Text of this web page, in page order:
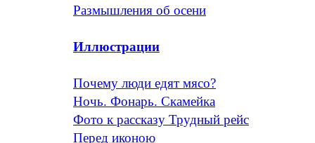
Размышления об осени
Иллюстрации
Почему люди едят мясо?
Ночь. Фонарь. Скамейка
Фото к рассказу Трудный рейс
Перед иконою